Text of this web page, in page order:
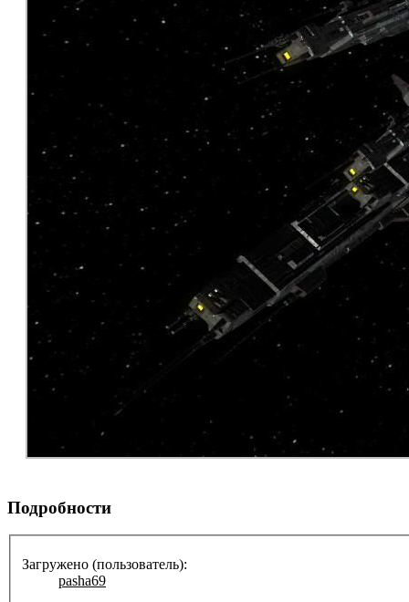
Подробности
Загружено (пользователь):
pasha69